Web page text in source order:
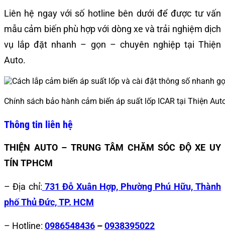
Liên hệ ngay với số hotline bên dưới để được tư vấn
mẫu cảm biến phù hợp với dòng xe và trải nghiệm dịch
vụ lắp đặt nhanh – gọn – chuyên nghiệp tại Thiện
Auto.
Chính sách bảo hành cảm biến áp suất lốp ICAR tại Thiện
Thông tin liên hệ
THIỆN AUTO – TRUNG TÂM CHĂM SÓC ĐỘ XE UY
TÍN TPHCM
– Địa chỉ: 731 Đỗ Xuân Hợp, Phường Phú Hữu, Thành
phố Thủ Đức, TP. HCM
– Hotline: 0986548436 –0938395022